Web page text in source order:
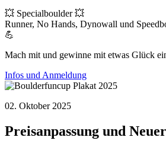
💥 Specialboulder 💥
Runner, No Hands, Dynowall und
💪
Mach mit und gewinne mit etwas Glück
Infos und Anmeldung
02. Oktober 2025
Preisanpassung und